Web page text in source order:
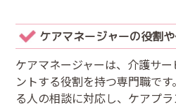
ケアマネージャーの役割
ケアマネージャーは、介護サ
ントする役割を持つ専門職で
る人の相談に対応し、ケアプ